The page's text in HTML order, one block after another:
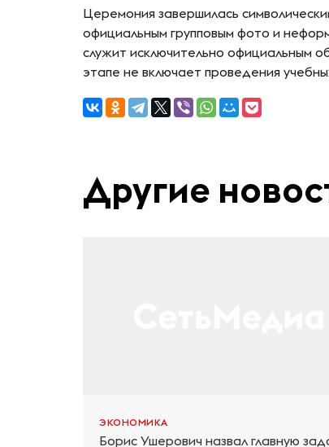
Церемония завершилась
официальным групповым фото и
служит исключительно официальным
этапе не включает проведения
Другие
ЭКОНОМИКА
Борис Ушерович назвал главную